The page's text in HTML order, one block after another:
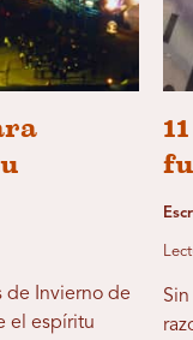
de Invierno de
el espíritu